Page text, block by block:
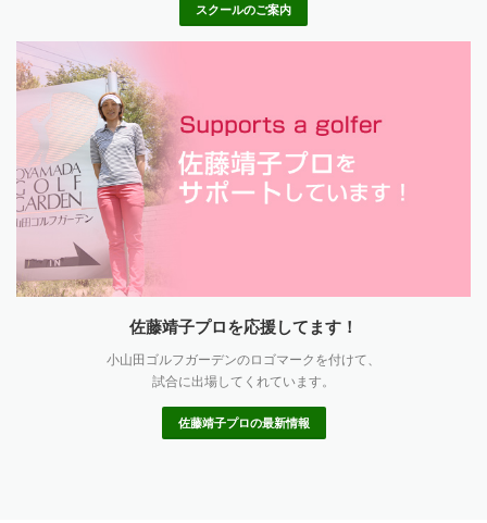
スクールのご案内
佐藤靖子プロを応援してます！
小山田ゴルフガーデンのロゴマークを付けて、
試合に出場してくれています。
佐藤靖子プロの最新情報